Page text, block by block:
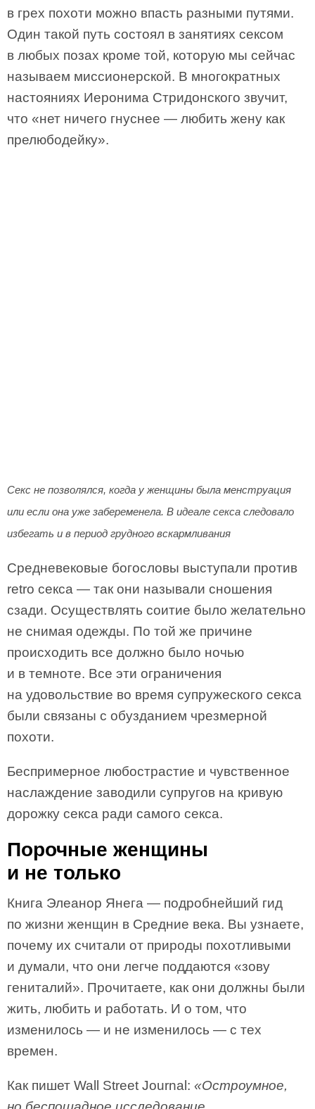
в грех похоти можно впасть разными путями.
Один такой путь состоял в занятиях сексом
в любых позах кроме той, которую мы сейчас
называем миссионерской. В многократных
настояниях Иеронима Стридонского звучит,
что «нет ничего гнуснее — любить жену как
прелюбодейку».
Секс не позволялся, когда у женщины была менструация
или если она уже забеременела. В идеале секса следовало
избегать и в период грудного вскармливания
Средневековые богословы выступали против
retro секса — так они называли сношения
сзади. Осуществлять соитие было желательно
не снимая одежды. По той же причине
происходить все должно было ночью
и в темноте. Все эти ограничения
на удовольствие во время супружеского секса
были связаны с обузданием чрезмерной
похоти.
Беспримерное любострастие и чувственное
наслаждение заводили супругов на кривую
дорожку секса ради самого секса.
Порочные женщины
и не только
Книга Элеанор Янега — подробнейший гид
по жизни женщин в Средние века. Вы узнаете,
почему их считали от природы похотливыми
и думали, что они легче поддаются «зову
гениталий». Прочитаете, как они должны были
жить, любить и работать. И о том, что
изменилось — и не изменилось — с тех
времен.
Как пишет Wall Street Journal: «Остроумное,